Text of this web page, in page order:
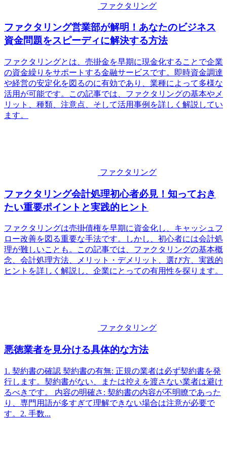
ファクタリング
ファクタリング営業部が解明！あなたのビジネス
資金問題をスピーディに解決する方法
ファクタリングとは、売掛金を早期に現金化することで企業
の資金繰りをサポートする金融サービスです。即時資金調達
や経営の安定化を図るのに有効であり、業種によって多様な
活用が可能です。この記事では、ファクタリングの基本やメ
リット、種類、注意点、そして活用事例を詳しく解説してい
ます。
ファクタリング
ファクタリング会計処理初心者必見！知っておき
たい重要ポイントと実践的ヒント
ファクタリングは売掛債権を早期に資金化し、キャッシュフ
ロー改善を図る重要な手法です。しかし、初心者には会計処
理が難しいことも。この記事では、ファクタリングの基本概
念、会計処理方法、メリット・デメリット、選び方、実践的
ヒントを詳しく解説し、企業にとっての有用性を探ります。
ファクタリング
悪徳業者を見分ける具体的な方法
1. 契約書の確認 契約書の有無: 正規の業者は必ず契約書を発
行します。契約書がない、または控えを渡さない業者は避け
るべきです。 内容の明確さ: 契約書の内容が不明瞭であった
り、専門用語が多すぎて理解できない場合は注意が必要で
す。2. 手数...